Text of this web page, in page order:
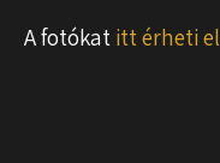
A fotókat itt érheti el